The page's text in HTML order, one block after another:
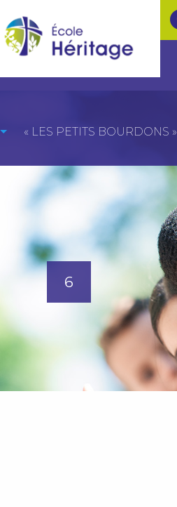
« LES PETITS BOURDONS »
6